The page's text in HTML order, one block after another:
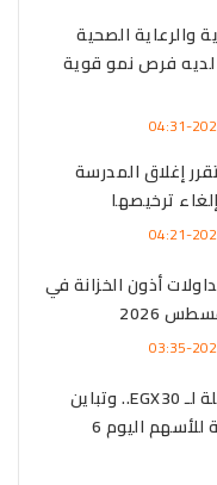
والرعاية الصحية
لديه فرص نمو قوية
إغلاق المدرسة
ترخيصها
تداولات أذون الخزانة في
صعود العقود الآجلة لـ EGX30.. وتباين
العقود المستقبلية للأسهم اليوم 6